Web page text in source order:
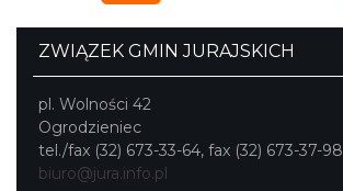
ZWIĄZEK GMIN JURAJSKICH
pl. Wolności 42
Ogrodzieniec
tel./fax (32) 673-33-64, fax (32) 673-37-98
biuro@jura.info.pl